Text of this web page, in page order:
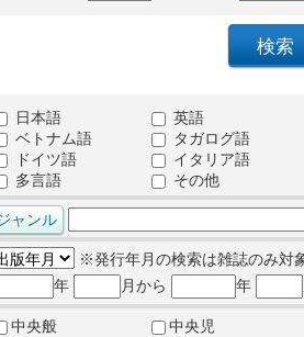
日本語
英語
ベトナム語
タガログ語
ドイツ語
イタリア語
多言語
その他
※発行年月の検索は雑誌のみ対
年
月から 年
中央般
中央児